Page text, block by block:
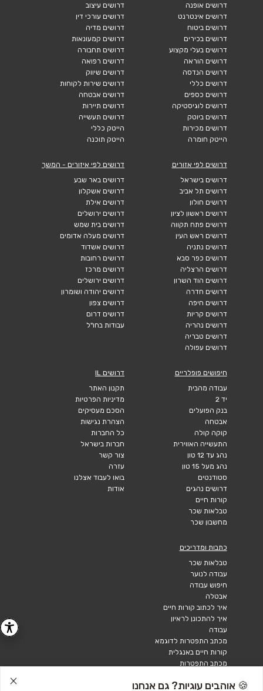
דרושים אופנה
דרושים אינטרנט
דרושים ביטוח
דרושים בכירים
דרושים בעלי מקצוע
דרושים הוראה
דרושים הנדסה
דרושים כללי
דרושים כספים
דרושים לוגיסטיקה
דרושים ביוטק
דרושים מכירות
הייטק חומרה
דרושים עיצוב
דרושים עורכי דין
דרושים מדיה
דרושים קמעונאות
דרושים תחבורה
דרושים רפואה
דרושים שיווק
דרושים שירות לקוחות
דרושים אבטחה
דרושים תיירות
דרושים תעשייה
הייטק כללי
הייטק תוכנה
דרושים לפי אזורים
דרושים בישראל
דרושים תל אביב
דרושים חולון
דרושים ראשון לציון
דרושים פתח תקווה
דרושים ראש העין
דרושים נתניה
דרושים כפר סבא
דרושים הרצליה
דרושים הוד השרון
דרושים חדרה
דרושים חיפה
דרושים קריות
דרושים נהריה
דרושים טבריה
דרושים עפולה
דרושים לפי איזורים - המשך
דרושים באר שבע
דרושים אשקלון
דרושים אילת
דרושים ירושלים
דרושים בית שמש
דרושים מעלה אדומים
דרושים אשדוד
דרושים רחובות
דרושים מרכז
דרושים ירושלים
דרושים יהודה ושומרון
דרושים צפון
דרושים דרום
עבודות בחו"ל
חיפושים פופלריים
עבודה מהבית
יד 2
בנק הפועלים
אבטחה
קוקה קולה
התעשייה האווירית
נהג עד 12 טון
נהג מעל 15 טון
סטודנטים
דרושים נהגים
קורות חיים
טבלאות שכר
מחשבון שכר
דרושים IL
תקנון האתר
מדיניות הפרטיות
הסכם מעסיקים
הצהרת נגישות
כל החברות
חברות בישראל
צור קשר
עזרה
בואו לעבוד אצלנו
אודות
כתבות ומדריכים
טבלאות שכר
עבודה לנוער
חיפוש עבודה
אבטלה
איך לכתוב קורות חיים
איך להתכונן לראיון
עבודה
מכתב התפטרות לדוגמא
קורות חיים באנגלית
מכתב התפטרות
🍪 אוהבים עוגיות? גם אנחנו